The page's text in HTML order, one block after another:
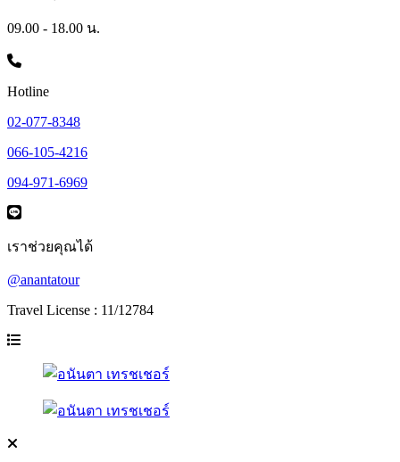
09.00 - 18.00 น.
Hotline
02-077-8348
066-105-4216
094-971-6969
เราช่วยคุณได้
@anantatour
Travel License : 11/12784